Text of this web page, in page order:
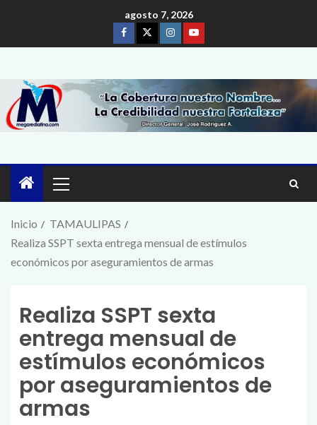
agosto 7, 2026
Inicio
TAMAULIPAS
Realiza SSPT sexta entrega mensual de estímulos
económicos por aseguramientos de armas
Realiza SSPT sexta
entrega mensual de
estímulos económicos
por aseguramientos de
armas